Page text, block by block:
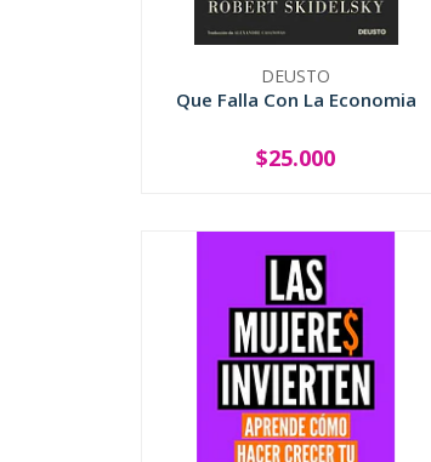
DEUSTO
Que Falla Con La Economia
+
$25.000